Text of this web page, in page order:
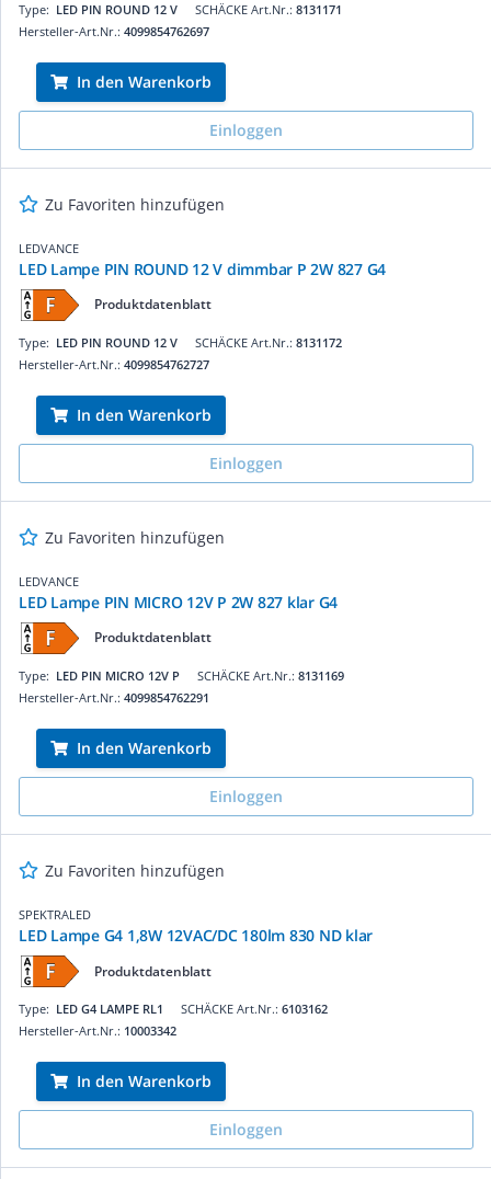
SCHÄCKE Art.Nr.: 8131171
Type: LED PIN ROUND 12 V
Hersteller-Art.Nr.: 4099854762697
In den Warenkorb
Einloggen
Zu Favoriten hinzufügen
LEDVANCE
LED Lampe PIN ROUND 12 V dimmbar P 2W 827 G4
Produktdatenblatt
SCHÄCKE Art.Nr.: 8131172
Type: LED PIN ROUND 12 V
Hersteller-Art.Nr.: 4099854762727
In den Warenkorb
Einloggen
Zu Favoriten hinzufügen
LEDVANCE
LED Lampe PIN MICRO 12V P 2W 827 klar G4
Produktdatenblatt
SCHÄCKE Art.Nr.: 8131169
Type: LED PIN MICRO 12V P
Hersteller-Art.Nr.: 4099854762291
In den Warenkorb
Einloggen
Zu Favoriten hinzufügen
SPEKTRALED
LED Lampe G4 1,8W 12VAC/DC 180lm 830 ND klar
Produktdatenblatt
SCHÄCKE Art.Nr.: 6103162
Type: LED G4 LAMPE RL1
Hersteller-Art.Nr.: 10003342
In den Warenkorb
Einloggen